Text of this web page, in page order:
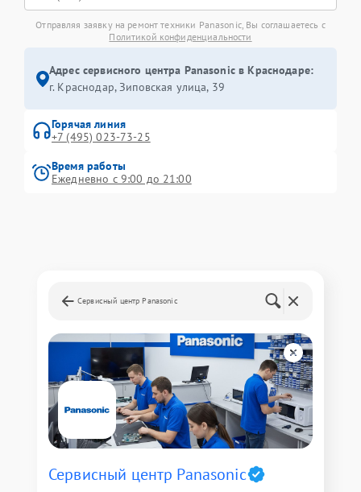
Отправляя заявку на ремонт техники Panasonic, Вы соглашаетесь с
Политикой конфиденциальности
Адрес сервисного центра Panasonic в Краснодаре:
г. Краснодар, Зиповская улица, 39
Горячая линия
+7 (495) 023-73-25
Время работы
Ежедневно с 9:00 до 21:00
Сервисный центр Panasonic
Сервисный центр Panasonic